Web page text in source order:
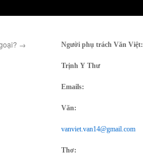
→ Người phụ trách Văn Việt:
Trịnh Y Thư
Emails:
Văn:
vanviet.van14@gmail.com
Thơ: